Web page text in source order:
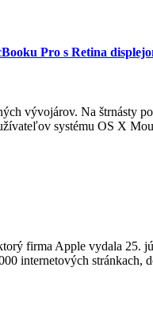
Pro s Retina
vývojárov. Na štrnásty
systému OS X
firma Apple vydala 25.
internetových